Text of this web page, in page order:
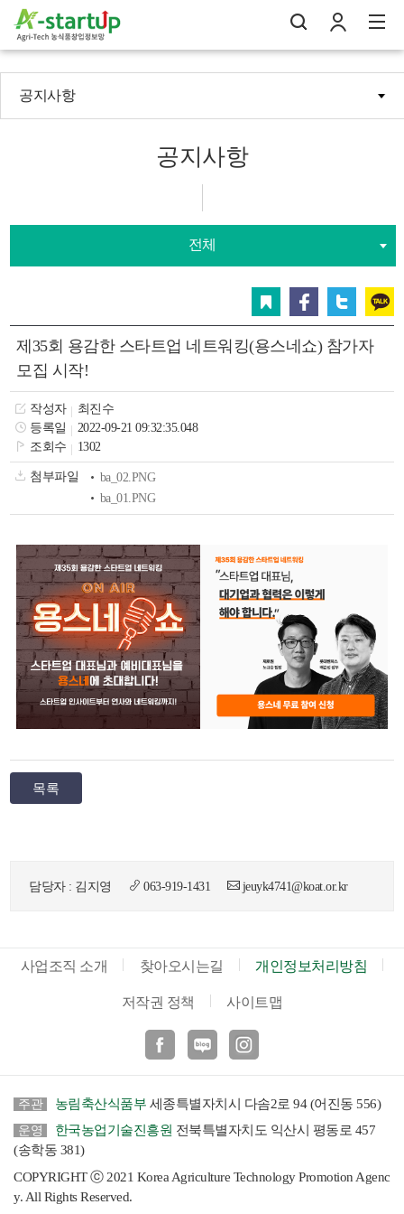
창 인 메
뉴
공지사항
공지사항
전체
트위터 카카오
제35회 용감한 스타트업 네트워킹(용스네쇼) 참가자
모집 시작!
작성자
최진수
등록일
2022-09-21 09:32:35.048
조회수
1302
첨부파일
ba_02.PNG
ba_01.PNG
목록
담당자 : 김지영 063-919-1431 jeuyk4741@koat.or.kr
사업조직 소개 찾아오시는길 개인정보처리방침
저작권 정책 사이트맵
인스타
주관 농림축산식품부 세종특별자치시 다솜2로 94 (어진동 556)
운영 한국농업기술진흥원 전북특별자치도 익산시 평동로 457
(송학동 381)
COPYRIGHT ⓒ 2021 Korea Agriculture Technology Promotion Agenc
y. All Rights Reserved.